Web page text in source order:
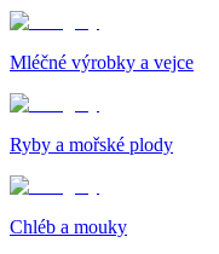
Mléčné výrobky a vejce
Ryby a mořské plody
Chléb a mouky